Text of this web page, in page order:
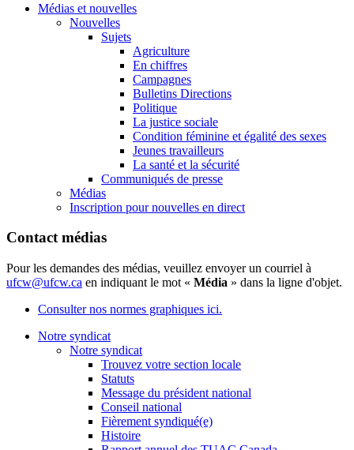
Médias et nouvelles
Nouvelles
Sujets
Agriculture
En chiffres
Campagnes
Bulletins Directions
Politique
La justice sociale
Condition féminine et égalité des sexes
Jeunes travailleurs
La santé et la sécurité
Communiqués de presse
Médias
Inscription pour nouvelles en direct
Contact médias
Pour les demandes des médias, veuillez envoyer un courriel à
ufcw@ufcw.ca en indiquant le mot « Média » dans la ligne d'objet.
Consulter nos normes graphiques ici.
Notre syndicat
Notre syndicat
Trouvez votre section locale
Statuts
Message du président national
Conseil national
Fièrement syndiqué(e)
Histoire